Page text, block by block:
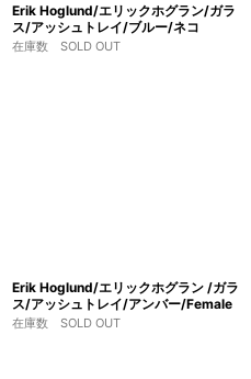
Erik Hoglund/エリックホグラン/ガラ
ス/アッシュトレイ/ブルー/ネコ
在庫数 SOLD OUT
Erik Hoglund/エリックホグラン /ガラ
ス/アッシュトレイ/アンバー/Female
在庫数 SOLD OUT